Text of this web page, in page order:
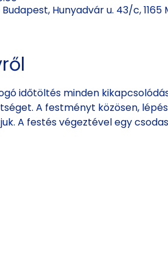
Hunyadvár u. 43/c,
időtöltés minden
A festményt közösen,
A festés végeztével egy